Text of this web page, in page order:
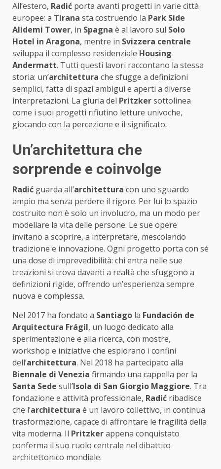
All’estero, Radić porta avanti progetti in varie città
europee: a Tirana sta costruendo la Park Side
Alidemi Tower, in Spagna è al lavoro sul Solo
Hotel in Aragona, mentre in Svizzera centrale
sviluppa il complesso residenziale Housing
Andermatt. Tutti questi lavori raccontano la stessa
storia: un’architettura che sfugge a definizioni
semplici, fatta di spazi ambigui e aperti a diverse
interpretazioni. La giuria del Pritzkersottolinea
come i suoi progetti rifiutino letture univoche,
giocando con la percezione e il significato.
Un’architettura che
sorprende e coinvolge
Radić guarda all’architettura con uno sguardo
ampio ma senza perdere il rigore. Per lui lo spazio
costruito non è solo un involucro, ma un modo per
modellare la vita delle persone. Le sue opere
invitano a scoprire, a interpretare, mescolando
tradizione e innovazione. Ogni progetto porta con sé
una dose di imprevedibilità: chi entra nelle sue
creazioni si trova davanti a realtà che sfuggono a
definizioni rigide, offrendo un’esperienza sempre
nuova e complessa.
Nel 2017 ha fondato a Santiago la Fundación de
Arquitectura Frágil, un luogo dedicato alla
sperimentazione e alla ricerca, con mostre,
workshop e iniziative che esplorano i confini
dell’architettura. Nel 2018 ha partecipato alla
Biennale di Venezia firmando una cappella per la
Santa Sede sull’Isola di San Giorgio Maggiore. Tra
fondazione e attività professionale, Radić ribadisce
che l’architettura è un lavoro collettivo, in continua
trasformazione, capace di affrontare le fragilità della
vita moderna. Il Pritzkerappena conquistato
conferma il suo ruolo centrale nel dibattito
architettonico mondiale.